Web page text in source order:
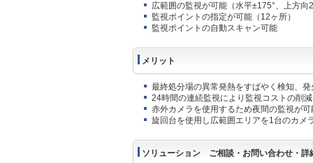
広範囲の監視が可能（水平±175°、上方向
監視ポイントの指定が可能（12ヶ所）
監視ポイントの自動スキャン可能
メリット
最終処分場の異常発熱をすばやく検知、
24時間の連続監視により監視コストの削減
赤外カメラを使用するため夜間の監視が可
旋回台を使用し広範囲エリアを1台のカメ
ソリューション ご相談・お問い合わせ・詳